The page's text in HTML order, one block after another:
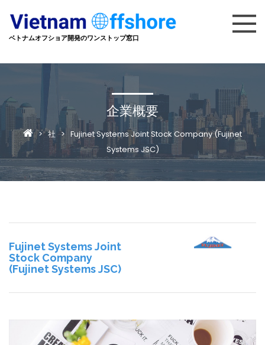
ベトナムオフショア開発のワンストップ窓口
企業概要
>社 > Fujinet Systems Joint Stock Company (Fujinet
Systems JSC)
Fujinet Systems Joint
Stock Company
(Fujinet Systems JSC)